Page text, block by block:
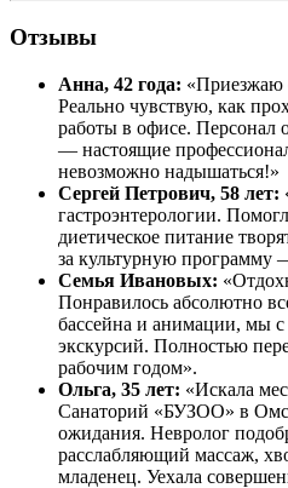
Отзывы
Анна, 42 года: «Приезжаю
Реально чувствую, как
работы в офисе. Персонал
— настоящие
невозможно надышаться!»
Сергей Петрович, 58 лет:
гастроэнтерологии.
диетическое питание
за культурную программу
Семья Ивановых:
Понравилось абсолютно
бассейна и анимации, мы
экскурсий. Полностью
рабочим годом».
Ольга, 35 лет: «Искала
Санаторий «БУЗОО» в
ожидания. Невролог
расслабляющий массаж,
младенец. Уехала